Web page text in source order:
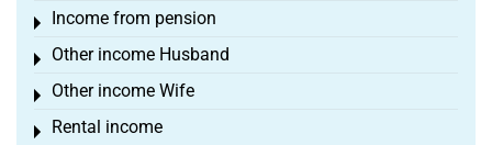
Income from pension
Toggle menu
Other income Husband
Toggle menu
Other income Wife
Toggle menu
Rental income
Toggle menu